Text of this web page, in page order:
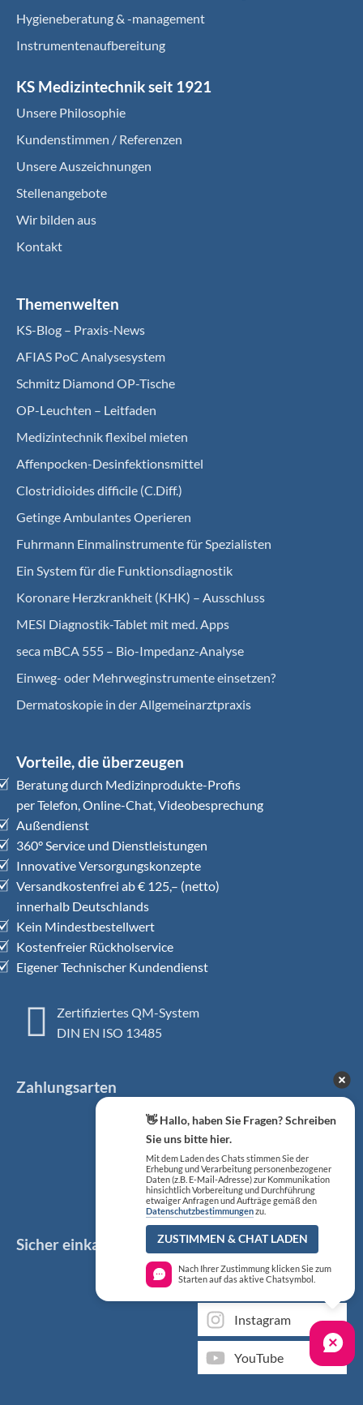
Hygieneberatung & -management
Instrumentenaufbereitung
KS Medizintechnik seit 1921
Unsere Philosophie
Kundenstimmen / Referenzen
Unsere Auszeichnungen
Stellenangebote
Wir bilden aus
Kontakt
Themenwelten
KS-Blog – Praxis-News
AFIAS PoC Analysesystem
Schmitz Diamond OP-Tische
OP-Leuchten – Leitfaden
Medizintechnik flexibel mieten
Affenpocken-Desinfektionsmittel
Clostridioides difficile (C.Diff.)
Getinge Ambulantes Operieren
Fuhrmann Einmalinstrumente für Spezialisten
Ein System für die Funktionsdiagnostik
Koro­nare Herz­krank­heit (KHK) – Ausschluss
MESI Diagnostik-Tablet mit med. Apps
seca mBCA 555 – Bio-Impedanz-Analyse
Einweg- oder Mehrweginstrumente einsetzen?
Dermatoskopie in der Allgemeinarztpraxis
Vorteile, die überzeugen
Beratung durch Medizinprodukte-Profis
per Telefon, Online-Chat, Videobesprechung
Außendienst
360° Service und Dienstleistungen
Innovative Versorgungskonzepte
Versandkostenfrei ab € 125,– (netto)
innerhalb Deutschlands
Kein Mindestbestellwert
Kostenfreier Rückholservice
Eigener Technischer Kundendienst
Zertifiziertes QM-System
DIN EN ISO 13485
Zahlungsarten
Sicher einkaufen Social Media
Facebook
Instagram
YouTube
👋 Hallo, haben Sie Fragen? Schreiben
Sie uns bitte hier.
Mit dem Laden des Chats stimmen Sie der
Erhebung und Verarbeitung personenbezogener
Daten (z.B. E-Mail-Adresse) zur Kommunikation
hinsichtlich Vorbereitung und Durchführung
etwaiger Anfragen und Aufträge gemäß den
Datenschutzbestimmungenzu.
ZUSTIMMEN & CHAT LADEN
Nach Ihrer Zustimmung klicken Sie zum
Starten auf das aktive Chatsymbol.